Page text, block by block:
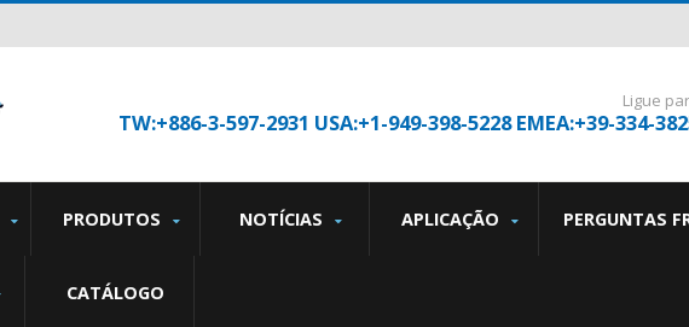
Ligue
TW:+886-3-597-2931 USA:+1-949-398-5228 EMEA:+39-334-
PRODUTOS NOTÍCIAS APLICAÇÃO PERGUNTAS
CATÁLOGO